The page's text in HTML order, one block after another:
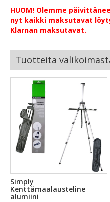
HUOM! Olemme
nyt kaikki maksutavat
Klarnan maksutavat.
Tuotteita
Simply
Kenttämaalausteline
alumiini